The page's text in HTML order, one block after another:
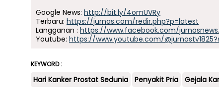
Google News: http://bit.ly/4omUVRy
Terbaru: https://jurnas.com/redir.php?p=latest
Langganan : https://www.facebook.com/
Youtube: https://www.youtube.com/
KEYWORD :
Hari Kanker Prostat Sedunia Penyakit Pria Gejala